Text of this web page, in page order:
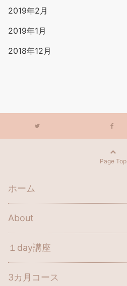
2019年2月
2019年1月
2018年12月
Page Top
ホーム
About
１day講座
3カ月コース